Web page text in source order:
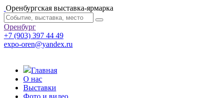
Оренбургская выставка-ярмарка
Оренбург
+7 (903) 397 44 49
expo-oren@yandex.ru
Главная
О нас
Выставки
Фото и видео